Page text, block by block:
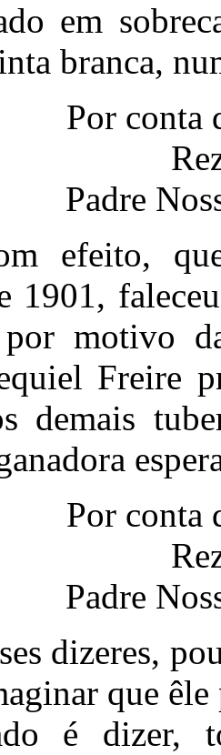
em
branca,
Por conta
Padre
efeito,
1901,
motivo
Freire
demais
Por conta
Padre
dizeres,
que êle
é dizer,